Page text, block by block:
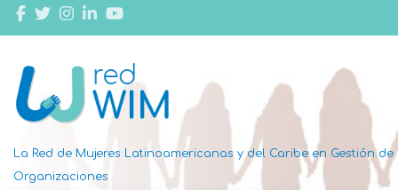
La Red de Mujeres Latinoamericanas y del Caribe en Gestión de
Organizaciones